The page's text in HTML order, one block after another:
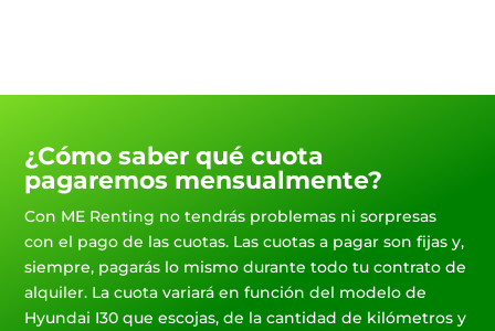
¿Cómo saber qué cuota
pagaremos mensualmente?
Con ME Renting no tendrás problemas ni sorpresas
con el pago de las cuotas. Las cuotas a pagar son fijas y,
siempre, pagarás lo mismo durante todo tu contrato de
alquiler. La cuota variará en función del modelo de
Hyundai I30 que escojas, de la cantidad de kilómetros y